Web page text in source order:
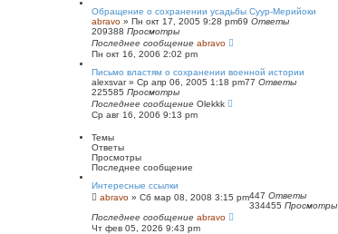
б
щ
е
н
и
к
Обращение о сохранении усадьбы Суур-Мерийоки
abravo » Пн окт 17, 2005 9:28 pm69 Ответы
209388 Просмотры
Последнее сообщение abravo
Пн окт 16, 2006 2:02 pm
Письмо властям о сохранении военной истории
alexsvar» Ср апр 06, 2005 1:18 pm77 Ответы
225585 Просмотры
Последнее сообщение Olekkk
Ср авг 16, 2006 9:13 pm
Темы
Ответы
Просмотры
Последнее сообщение
Интересные ссылки
abravo » Сб мар 08, 2008 3:15 pm447 Ответы
334455 Просмотры
Последнее сообщение abravo
Чт фев 05, 2026 9:43 pm